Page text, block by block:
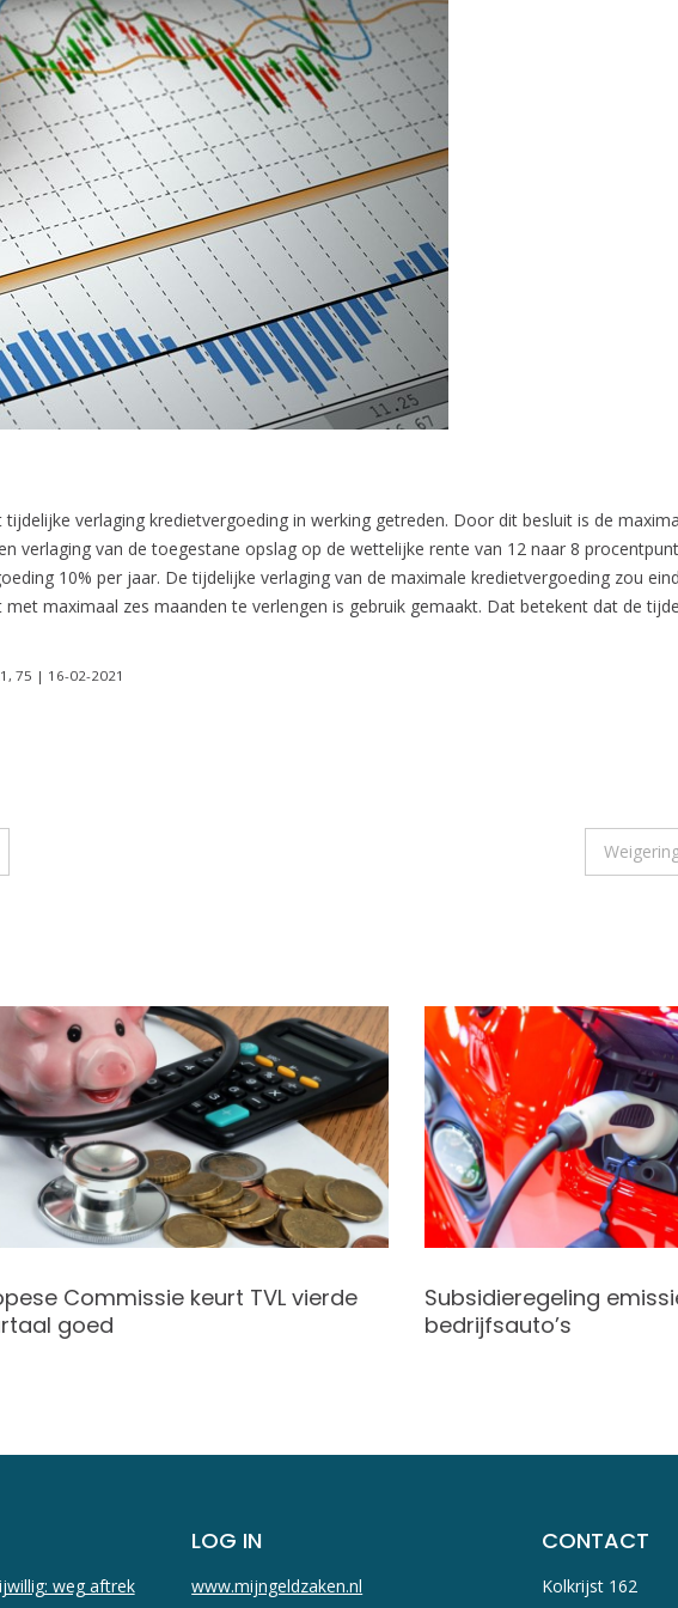
verlaging kredietvergoeding in werking getreden. Door dit besluit is de
verlaging van de toegestane opslag op de wettelijke rente van 12 naar 8
10% per jaar. De tijdelijke verlaging van de maximale kredietvergoeding zou
maximaal zes maanden te verlengen is gebruik gemaakt. Dat betekent dat de
75 | 16-02-2021
Commissie keurt TVL vierde
goed
Subsidieregeling
bedrijfsauto’s
weg aftrek
LOG IN
www.mijngeldzaken.nl
CONTACT
Kolkrijst 162